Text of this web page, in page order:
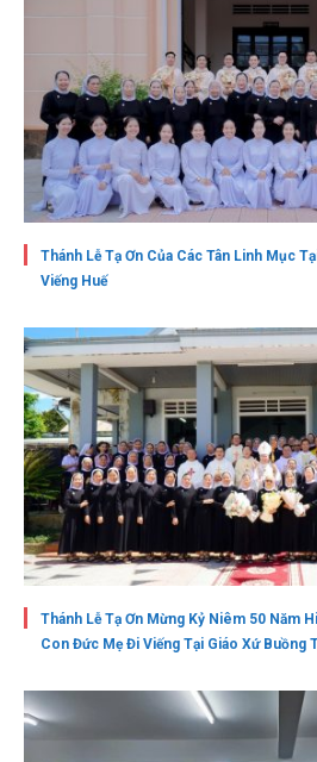
Thánh Lễ Tạ Ơn Của Các Tân Linh Mục
Viếng Huế
Thánh Lễ Tạ Ơn Mừng Kỷ Niêm 50 Năm
Con Đức Mẹ Đi Viếng Tại Giáo Xứ Buồng